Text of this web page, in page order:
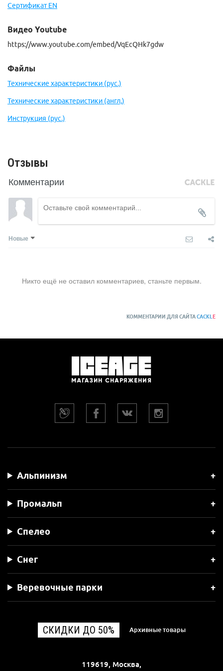
Сертификат EN
Видео Youtube
https://www.youtube.com/embed/VqEcQHk7gdw
Файлы
Технические характеристики (рус.)
Технические характеристики (англ,)
Инструкция (рус.)
Отзывы
Комментарии
Новые
Никто ещё не оставил комментариев, станьте первым.
КОММЕНТАРИИ ДЛЯ САЙТАCACKL E
Альпинизм
Промальп
Спелео
Снег
Веревочные парки
СКИДКИ ДО 50% Архивные товары
119619, Москва,